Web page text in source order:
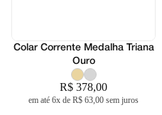
Colar Corrente Medalha Triana
Ouro
R$ 378,00
em até 6x de R$ 63,00 sem juros